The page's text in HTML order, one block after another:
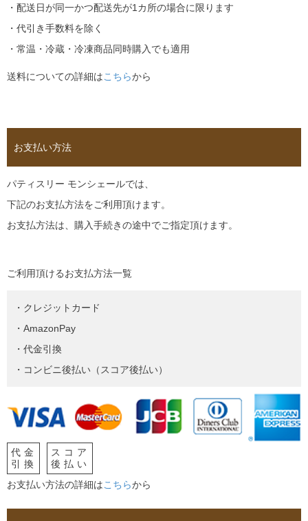
・配送日が同一かつ配送先が1カ所の場合に限ります
・代引き手数料を除く
・常温・冷蔵・冷凍商品同時購入でも適用
送料についての詳細はこちらから
お支払い方法
パティスリー モンシェールでは、
下記のお支払方法をご利用頂けます。
お支払方法は、購入手続きの途中でご指定頂けます。
ご利用頂けるお支払方法一覧
・クレジットカード
・AmazonPay
・代金引換
・コンビニ後払い（スコア後払い）
代金
引換
スコア
後払い
お支払い方法の詳細はこちらから